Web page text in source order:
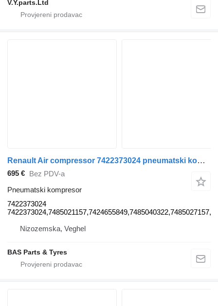
V.Y.parts.Ltd
Renault Air compressor 7422373024 pneumatski kompresor za Renault kamiona
695 € Bez PDV-a
Pneumatski kompresor
7422373024
Nizozemska, Veghel
BAS Parts & Tyres